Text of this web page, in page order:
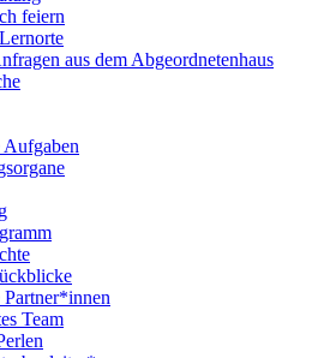
feiern
aus dem Abgeordnetenhaus
Aufgaben
Partner*innen
Team